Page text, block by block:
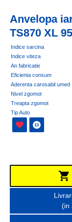
Anvelopa
TS870 XL
Indice sarcina
Indice viteza
An fabricatie
Eficienta consum
Aderenta carosabil umed
Nivel zgomot
Treapta zgomot
Tip Auto
(in